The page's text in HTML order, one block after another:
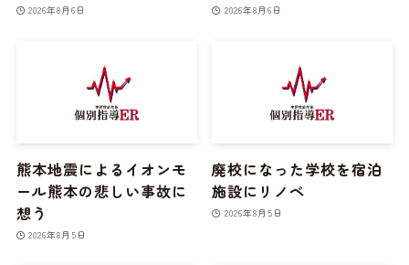
2026年8月6日 2026年8月6日
熊本地震によるイオンモ
ール熊本の悲しい事故に
想う
2026年8月5日
廃校になった学校を宿泊
施設にリノベ
2026年8月5日